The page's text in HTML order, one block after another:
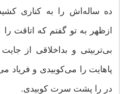
ده ساله‌اش را به کناری
ازظهر به تو گفتم که اتاقت
بی‌تربیتی و بداخلاقی از
پاهایت را می‌کوبیدی و فریاد
در را پشت سرت کوبیدی.